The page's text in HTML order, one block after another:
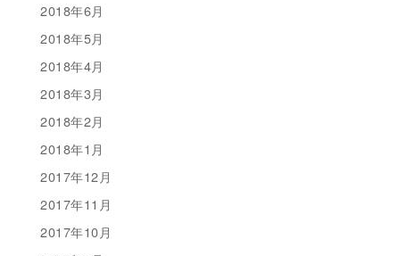
2018年6月
2018年5月
2018年4月
2018年3月
2018年2月
2018年1月
2017年12月
2017年11月
2017年10月